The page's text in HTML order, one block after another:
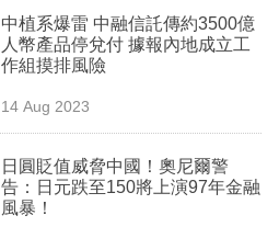
中植系爆雷 中融信託傳約3500億
人幣產品停兌付 據報內地成立工
作組摸排風險
14 Aug 2023
日圓貶值威脅中國！奧尼爾警
告：日元跌至150將上演97年金融
風暴！